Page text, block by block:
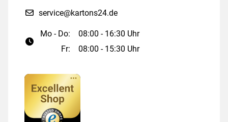
service@kartons24.de
Mo - Do:
08:00 - 16:30 Uhr
Fr:
08:00 - 15:30 Uhr